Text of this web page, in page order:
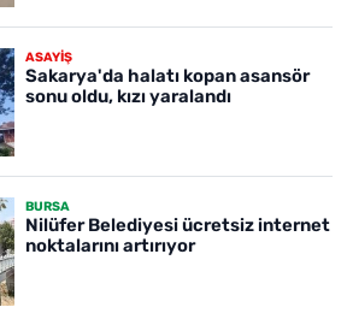
ASAYİŞ
Sakarya'da halatı kopan asansör
sonu oldu, kızı yaralandı
BURSA
Nilüfer Belediyesi ücretsiz internet
noktalarını artırıyor